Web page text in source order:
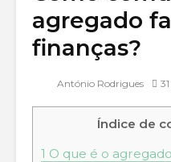
agregado
finanças?
António Rodrigues
Índice de
1 O que é o